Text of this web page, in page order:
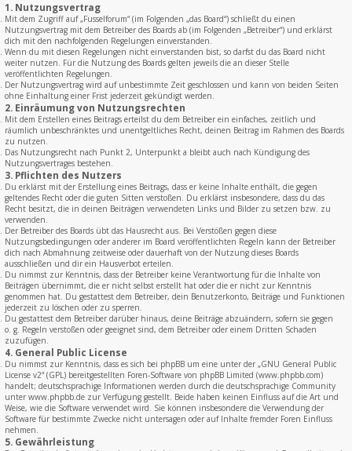
1. Nutzungsvertrag
Mit dem Zugriff auf „Fusselforum“ (im Folgenden „das Board“) schließt du einen
Nutzungsvertrag mit dem Betreiber des Boards ab (im Folgenden „Betreiber“) und erklärst
dich mit den nachfolgenden Regelungen einverstanden.
Wenn du mit diesen Regelungen nicht einverstanden bist, so darfst du das Board nicht
weiter nutzen. Für die Nutzung des Boards gelten jeweils die an dieser Stelle
veröffentlichten Regelungen.
Der Nutzungsvertrag wird auf unbestimmte Zeit geschlossen und kann von beiden Seiten
ohne Einhaltung einer Frist jederzeit gekündigt werden.
2. Einräumung von Nutzungsrechten
Mit dem Erstellen eines Beitrags erteilst du dem Betreiber ein einfaches, zeitlich und
räumlich unbeschränktes und unentgeltliches Recht, deinen Beitrag im Rahmen des Boards
zu nutzen.
Das Nutzungsrecht nach Punkt 2, Unterpunkt a bleibt auch nach Kündigung des
Nutzungsvertrages bestehen.
3. Pflichten des Nutzers
Du erklärst mit der Erstellung eines Beitrags, dass er keine Inhalte enthält, die gegen
geltendes Recht oder die guten Sitten verstoßen. Du erklärst insbesondere, dass du das
Recht besitzt, die in deinen Beiträgen verwendeten Links und Bilder zu setzen bzw. zu
verwenden.
Der Betreiber des Boards übt das Hausrecht aus. Bei Verstößen gegen diese
Nutzungsbedingungen oder anderer im Board veröffentlichten Regeln kann der Betreiber
dich nach Abmahnung zeitweise oder dauerhaft von der Nutzung dieses Boards
ausschließen und dir ein Hausverbot erteilen.
Du nimmst zur Kenntnis, dass der Betreiber keine Verantwortung für die Inhalte von
Beiträgen übernimmt, die er nicht selbst erstellt hat oder die er nicht zur Kenntnis
genommen hat. Du gestattest dem Betreiber, dein Benutzerkonto, Beiträge und Funktionen
jederzeit zu löschen oder zu sperren.
Du gestattest dem Betreiber darüber hinaus, deine Beiträge abzuändern, sofern sie gegen
o. g. Regeln verstoßen oder geeignet sind, dem Betreiber oder einem Dritten Schaden
zuzufügen.
4. General Public License
Du nimmst zur Kenntnis, dass es sich bei phpBB um eine unter der „GNU General Public
License v2“ (GPL) bereitgestellten Foren-Software von phpBB Limited (www.phpbb.com)
handelt; deutschsprachige Informationen werden durch die deutschsprachige Community
unter www.phpbb.de zur Verfügung gestellt. Beide haben keinen Einfluss auf die Art und
Weise, wie die Software verwendet wird. Sie können insbesondere die Verwendung der
Software für bestimmte Zwecke nicht untersagen oder auf Inhalte fremder Foren Einfluss
nehmen.
5. Gewährleistung